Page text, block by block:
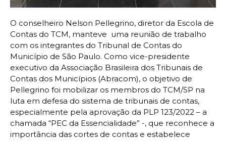
O conselheiro Nelson Pellegrino, diretor da Escola de
Contas do TCM, manteve uma reunião de trabalho
com os integrantes do Tribunal de Contas do
Município de São Paulo. Como vice-presidente
executivo da Associação Brasileira dos Tribunais de
Contas dos Municípios (Abracom), o objetivo de
Pellegrino foi mobilizar os membros do TCM/SP na
luta em defesa do sistema de tribunais de contas,
especialmente pela aprovação da PLP 123/2022 – a
chamada “PEC da Essencialidade” -, que reconhece a
importância das cortes de contas e estabelece